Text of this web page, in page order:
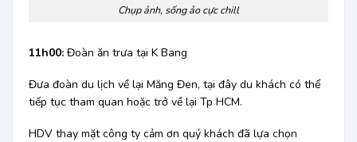
Chụp ảnh, sống ảo cực chill
11h00:Đoàn ăn trưa tại K Bang
Đưa đoàn du lịch về lại Măng Đen, tại đây du khách có thể
tiếp tục tham quan hoặc trở về lại Tp HCM.
HDV thay mặt công ty cảm ơn quý khách đã lựa chọn